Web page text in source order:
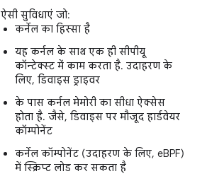
ऐसी सुविधाएं जो:
कर्नेल का हिस्सा है
यह कर्नल के साथ एक ही सीपीयू
कॉन्टेक्स्ट में काम करता है. उदाहरण के
लिए, डिवाइस ड्राइवर
के पास कर्नल मेमोरी का सीधा ऐक्सेस
होता है. जैसे, डिवाइस पर मौजूद हार्डवेयर
कॉम्पोनेंट
कर्नेल कॉम्पोनेंट (उदाहरण के लिए, eBPF)
में स्क्रिप्ट लोड कर सकता है